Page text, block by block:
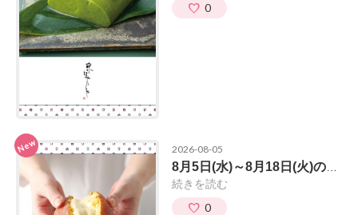
0
New 2026-08-05
続きを読む
0